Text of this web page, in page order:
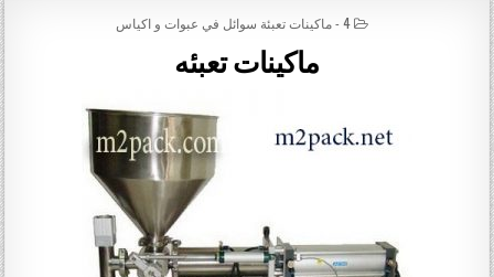
POSTED IN
4 - ماكينات تعبئة سوائل في عبوات و اكياس
ماكينات تعبئه